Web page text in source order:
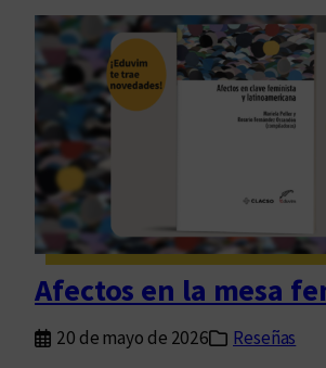
Afectos en la mesa
20 de mayo de 2026
Reseñas